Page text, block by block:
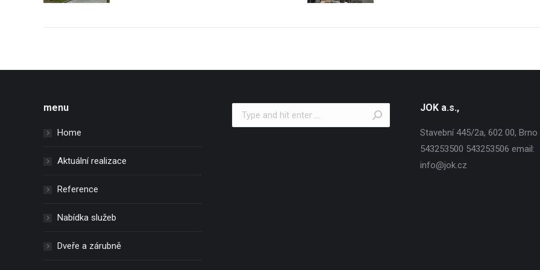
menu
Home
Aktuální realizace
Reference
Nabídka služeb
Dveře a zárubně
Search: JOK a.s.,
Stavební 445/2a, 602 00, Brno
543253500 543253506 email:
info@jok.cz